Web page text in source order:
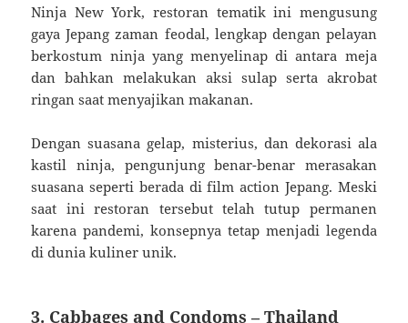
Ninja New York, restoran tematik ini mengusung
gaya Jepang zaman feodal, lengkap dengan pelayan
berkostum ninja yang menyelinap di antara meja
dan bahkan melakukan aksi sulap serta akrobat
ringan saat menyajikan makanan.
Dengan suasana gelap, misterius, dan dekorasi ala
kastil ninja, pengunjung benar-benar merasakan
suasana seperti berada di film action Jepang. Meski
saat ini restoran tersebut telah tutup permanen
karena pandemi, konsepnya tetap menjadi legenda
di dunia kuliner unik.
3. Cabbages and Condoms – Thailand